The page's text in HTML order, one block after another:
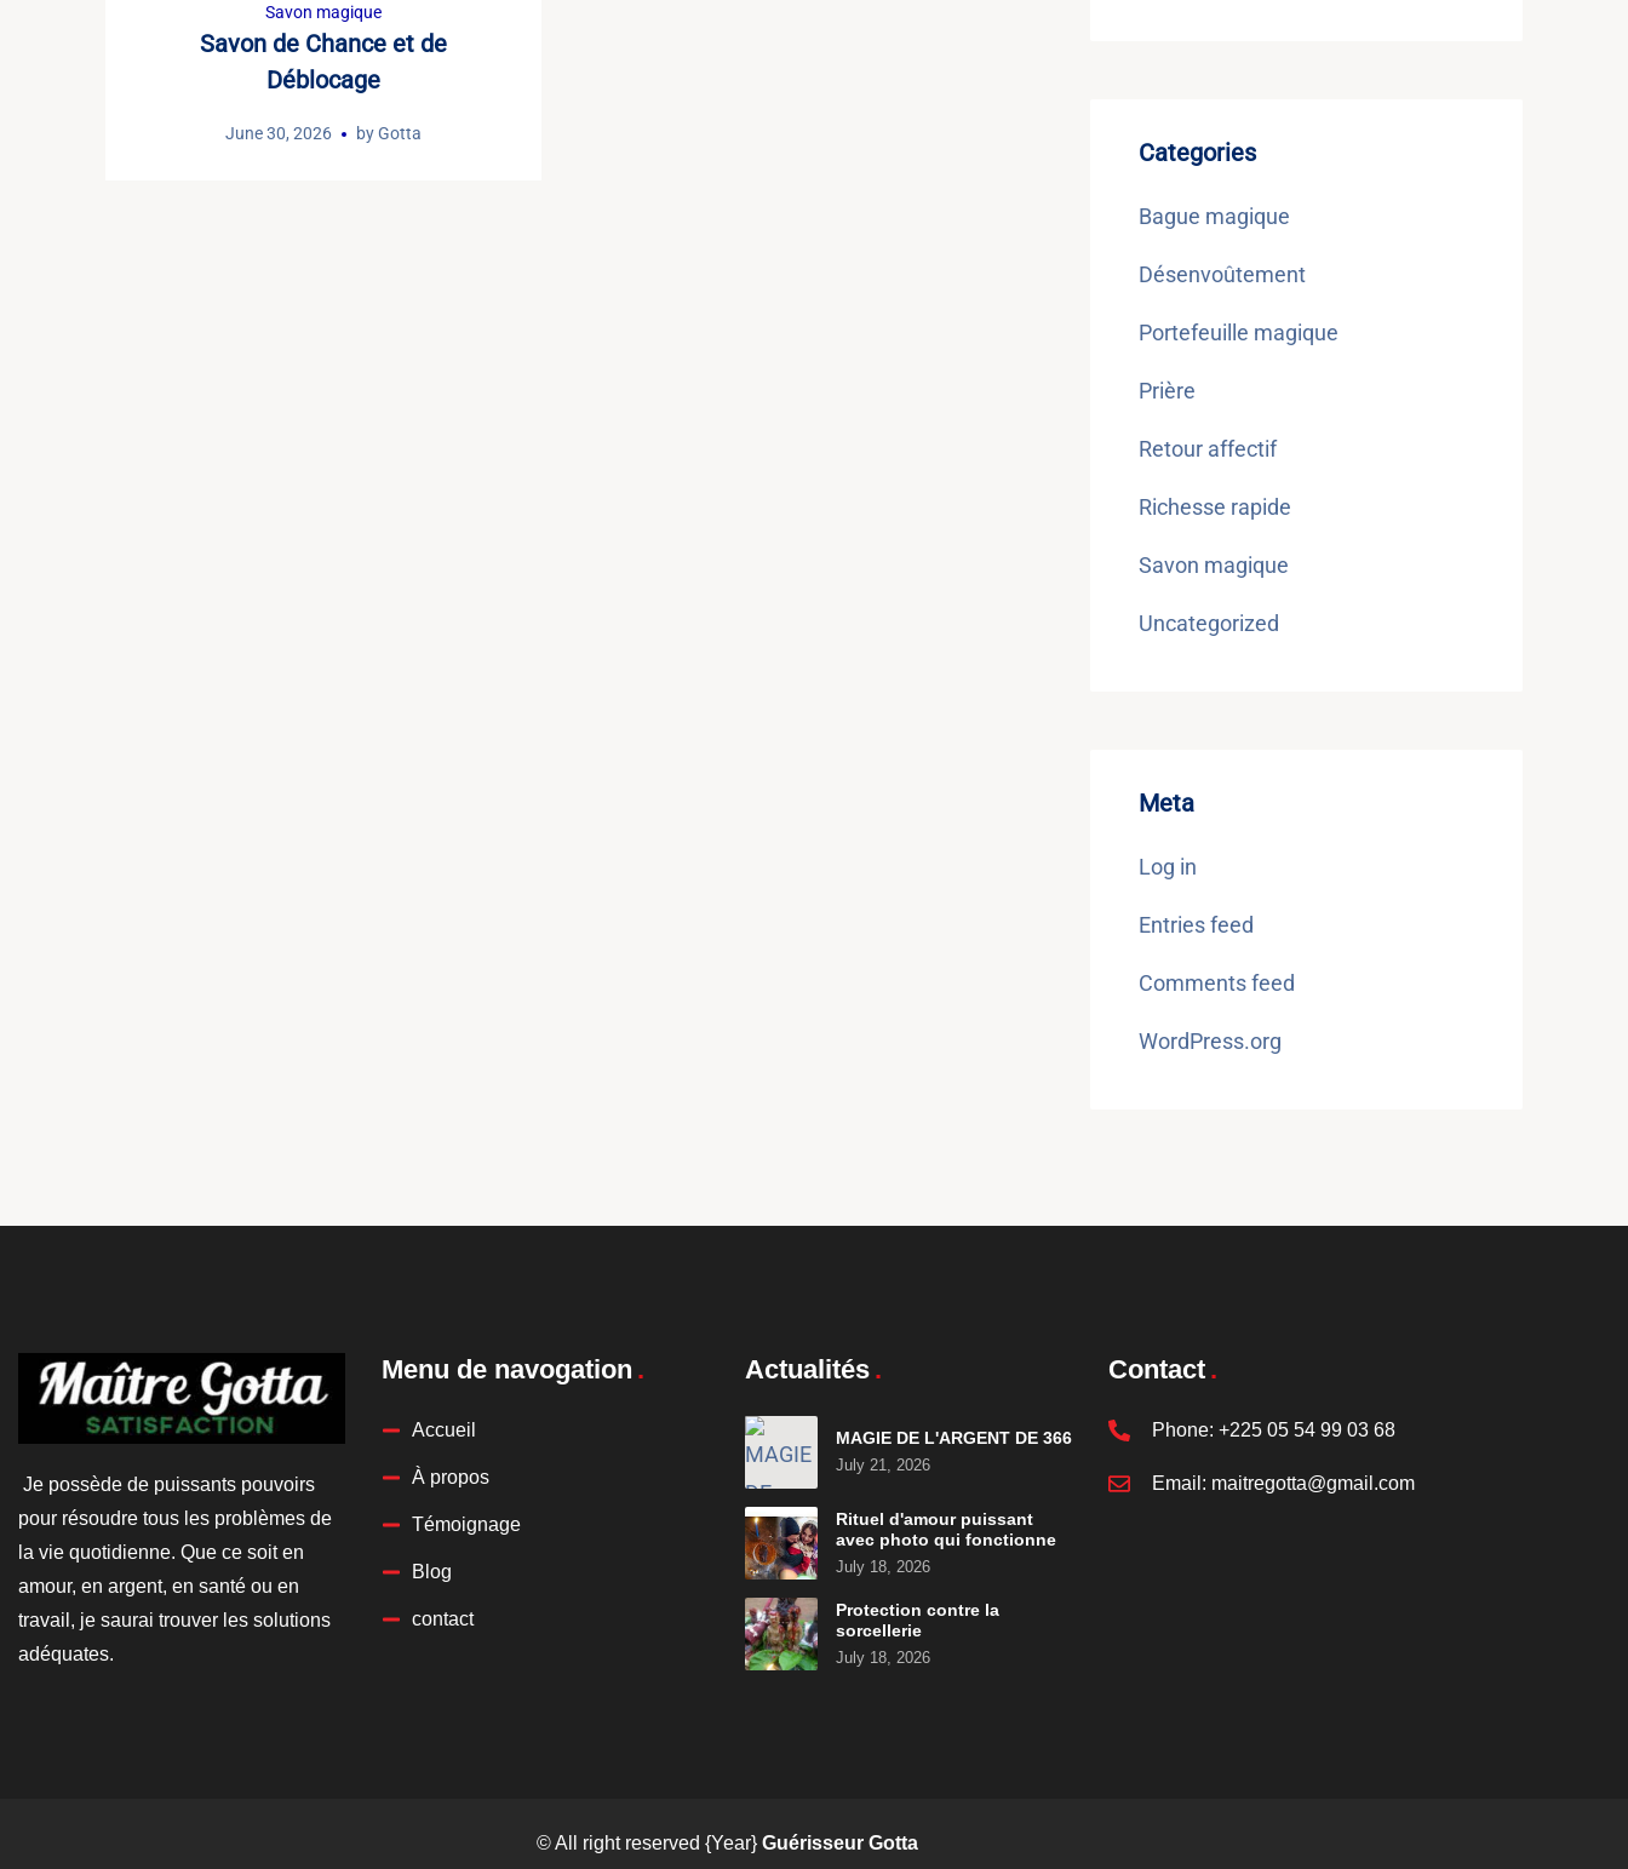
Savon magique
Savon de Chance et de
Déblocage
June 30, 2026 byGotta
Categories
Bague magique
Désenvoûtement
Portefeuille magique
Prière
Retour affectif
Richesse rapide
Savon magique
Uncategorized
Meta
Log in
Entries feed
Comments feed
WordPress.org
Je possède de puissants pouvoirs
pour résoudre tous les problèmes de
la vie quotidienne. Que ce soit en
amour, en argent, en santé ou en
travail, je saurai trouver les solutions
adéquates.
Menu de navogation
Accueil
À propos
Témoignage
Blog
contact
Actualités
MAGIE DE L'ARGENT DE 366
July 21, 2026
Rituel d'amour puissant
avec photo qui fonctionne
July 18, 2026
Protection contre la
sorcellerie
July 18, 2026
Contact
Phone: +225 05 54 99 03 68
Email: maitregotta@gmail.com
© All right reserved {Year} Guérisseur Gotta